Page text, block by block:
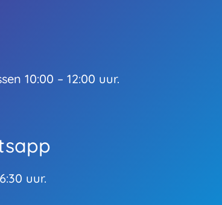
10:00 – 12:00 uur.
uur.